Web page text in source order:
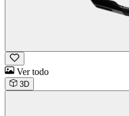
Ver todo
3D